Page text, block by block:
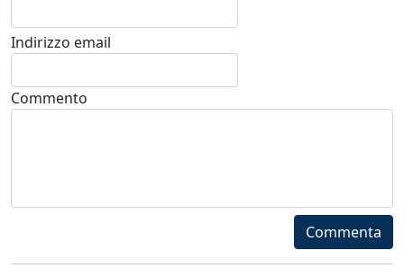
Indirizzo email
Commento
Commenta